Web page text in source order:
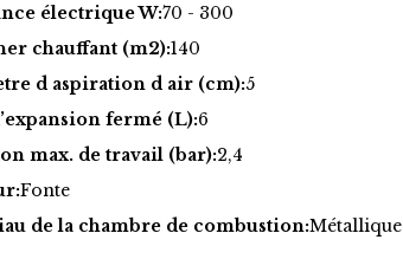
électrique W:70 - 300
chauffant (m2):140
d aspiration d air (cm):5
fermé (L):6
max. de travail (bar):2,4
Fonte
de la chambre de combustion:Métallique